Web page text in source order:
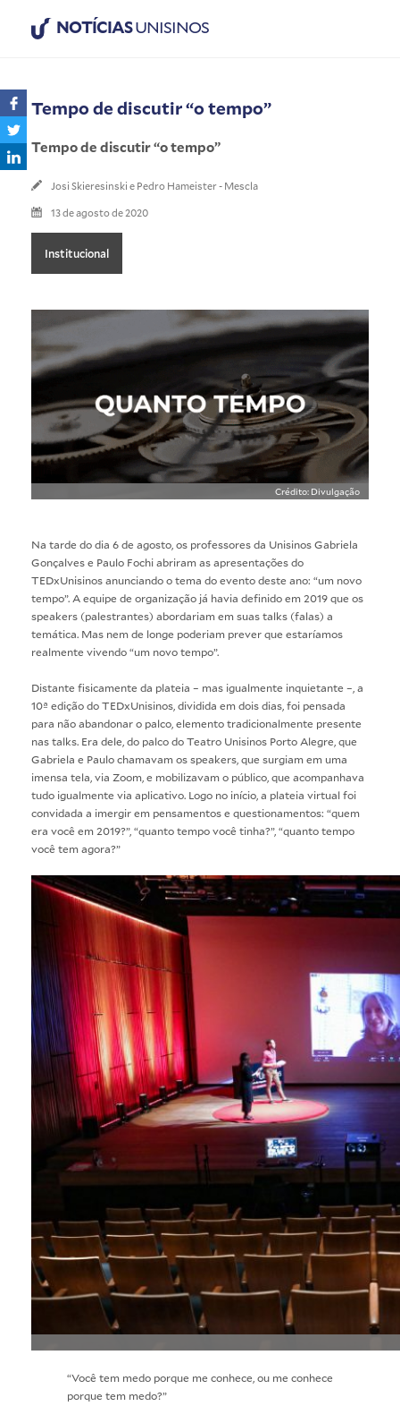
NOTÍCIASUNISINOS
Tempo de discutir “o tempo”
Tempo de discutir “o tempo”
Josi Skieresinski e Pedro Hameister - Mescla
13 de agosto de 2020
Institucional
Crédito: Divulgação
Na tarde do dia 6 de agosto, os professores da Unisinos Gabriela
Gonçalves e Paulo Fochi abriram as apresentações do
TEDxUnisinos anunciando o tema do evento deste ano: “um novo
tempo”. A equipe de organização já havia definido em 2019 que os
speakers (palestrantes) abordariam em suas talks (falas) a
temática. Mas nem de longe poderiam prever que estaríamos
realmente vivendo “um novo tempo”.
Distante fisicamente da plateia – mas igualmente inquietante –, a
10ª edição do TEDxUnisinos, dividida em dois dias, foi pensada
para não abandonar o palco, elemento tradicionalmente presente
nas talks. Era dele, do palco do Teatro Unisinos Porto Alegre, que
Gabriela e Paulo chamavam os speakers, que surgiam em uma
imensa tela, via Zoom, e mobilizavam o público, que acompanhava
tudo igualmente via aplicativo. Logo no início, a plateia virtual foi
convidada a imergir em pensamentos e questionamentos: “quem
era você em 2019?”, “quanto tempo você tinha?”, “quanto tempo
você tem agora?”
“Você tem medo porque me conhece, ou me conhece
porque tem medo?”